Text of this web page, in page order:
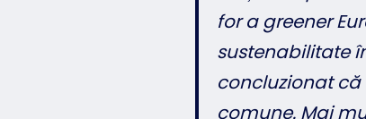
for a greener
sustenabilitate
concluzionat
comune. Mai